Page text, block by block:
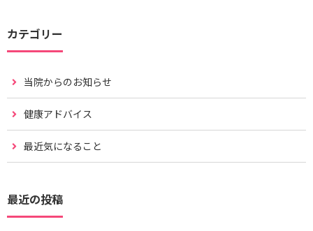
カテゴリー
当院からのお知らせ
健康アドバイス
最近気になること
最近の投稿